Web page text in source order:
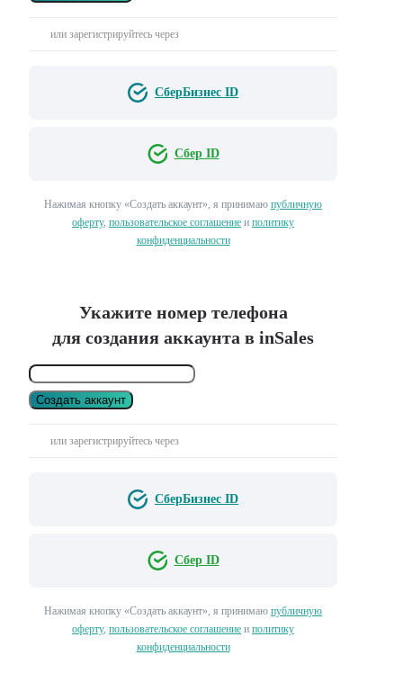
или зарегистрируйтесь через
СберБизнес ID
Сбер ID
Нажимая кнопку «Создать аккаунт», я принимаю публичную
оферту, пользовательское соглашение и политику
конфиденциальности
Укажите номер телефона
для создания аккаунта в inSales
Создать аккаунт
или зарегистрируйтесь через
СберБизнес ID
Сбер ID
Нажимая кнопку «Создать аккаунт», я принимаю публичную
оферту, пользовательское соглашение и политику
конфиденциальности